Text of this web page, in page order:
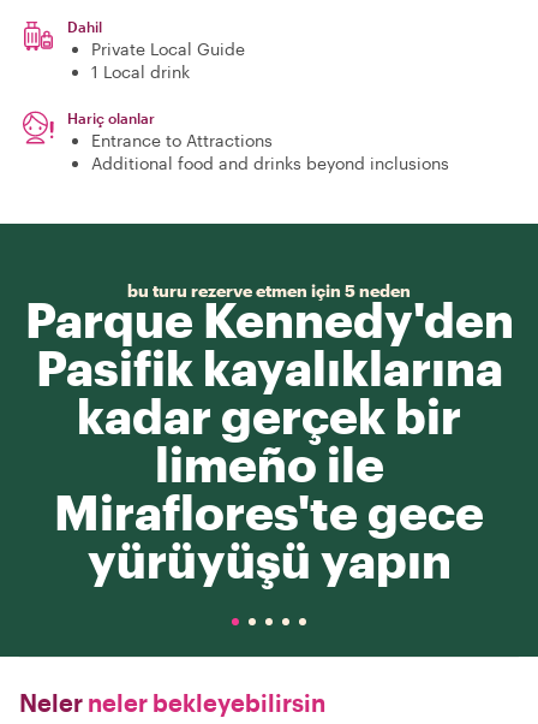
Dahil
Private Local Guide
1 Local drink
Hariç olanlar
Entrance to Attractions
Additional food and drinks beyond inclusions
bu turu rezerve etmen için 5 neden
Parque Kennedy'den
Pasifik kayalıklarına
kadar gerçek bir
limeño ile
Miraflores'te gece
yürüyüşü yapın
Neler neler bekleyebilirsin